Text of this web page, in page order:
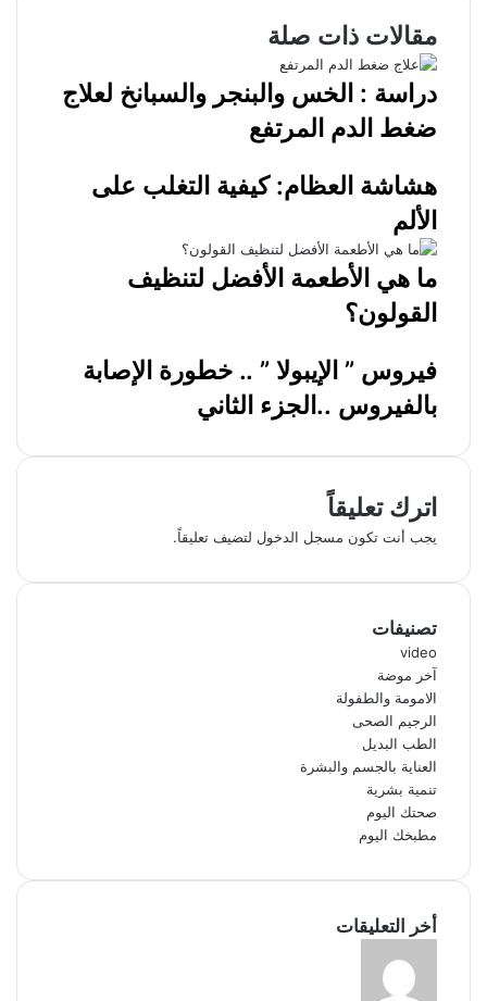
مقالات ذات صلة
دراسة : الخس والبنجر والسبانخ لعلاج
ضغط الدم المرتفع
هشاشة العظام: كيفية التغلب على
الألم
ما هي الأطعمة الأفضل لتنظيف
القولون؟
فيروس ” الإيبولا ” .. خطورة الإصابة
بالفيروس ..الجزء الثاني
اترك تعليقاً
يجب أنت تكون مسجل الدخول لتضيف تعليقاً.
تصنيفات
video
آخر موضة
الامومة والطفولة
الرجيم الصحى
الطب البديل
العناية بالجسم والبشرة
تنمية بشرية
صحتك اليوم
مطبخك اليوم
أخر التعليقات